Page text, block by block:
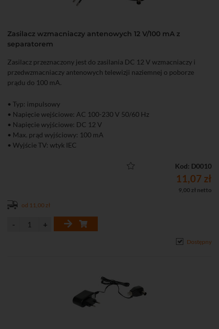
Zasilacz wzmacniaczy antenowych 12 V/100 mA z
separatorem
Zasilacz przeznaczony jest do zasilania DC 12 V wzmacniaczy i
przedwzmacniaczy antenowych telewizji naziemnej o poborze
prądu do 100 mA.
• Typ: impulsowy
• Napięcie wejściowe: AC 100-230 V 50/60 Hz
• Napięcie wyjściowe: DC 12 V
• Max. prąd wyjściowy: 100 mA
• Wyjście TV: wtyk IEC
Kod: D0010
11,07 zł
9,00 zł netto
od 11,00 zł
Dostępny